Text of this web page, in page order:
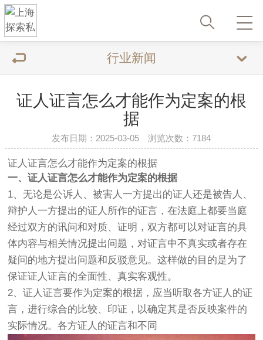
行业新闻
证人证言怎么才能作为定案的根
据
发布日期：2025-03-05 浏览次数：7184
证人证言怎么才能作为定案的根据
一、证人证言怎么才能作为定案的根据
1、无论是公诉人、被害人一方提出的证人还是被告人、
辩护人一方提出的证人所作的证言，在法庭上都要当庭
经过双方的讯问和对质、证明，双方都可以对证言的具
体内容与相关情况提出问题，对证言中不真实或者存在
疑问的地方提出问题和反驳意见。这样做的目的是为了
保证证人证言的全面性、真实客观性。
2、证人证言要作为定案的根据，应当听取各方证人的证
言，进行综合的比较、印证，以确定其是否反映案件的
实际情况。各方证人的证言和不同